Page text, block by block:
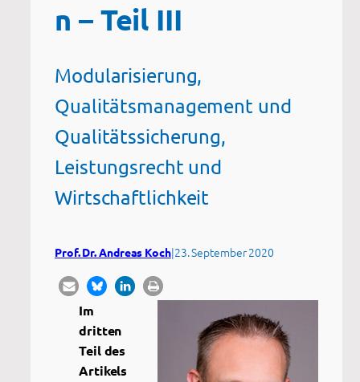
n – Teil III
Modularisierung,
Qualitätsmanagement und
Qualitätssicherung,
Leistungsrecht und
Wirtschaftlichkeit
Prof. Dr. Andreas Koch|23. September 2020
Im
dritten
Teil des
Artikels